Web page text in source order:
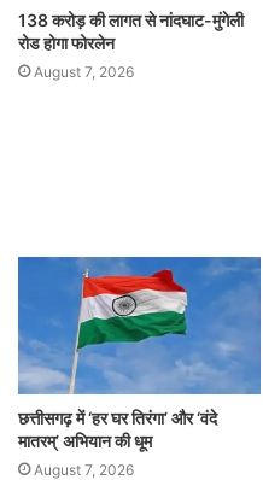
138 करोड़ की लागत से नांदघाट-मुंगेली
रोड होगा फोरलेन
August 7, 2026
छत्तीसगढ़ में ‘हर घर तिरंगा’ और ‘वंदे
मातरम्’ अभियान की धूम
August 7, 2026